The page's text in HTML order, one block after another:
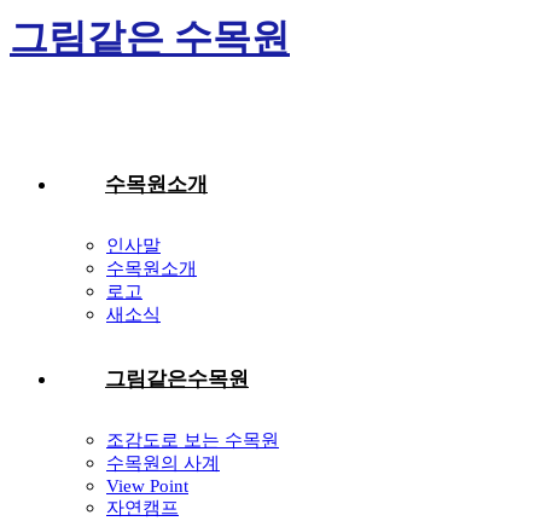
Skip
content
그림같은 수목원
수목원소개
인사말
수목원소개
로고
새소식
그림같은수목원
조감도로 보는 수목원
수목원의 사계
View Point
자연캠프